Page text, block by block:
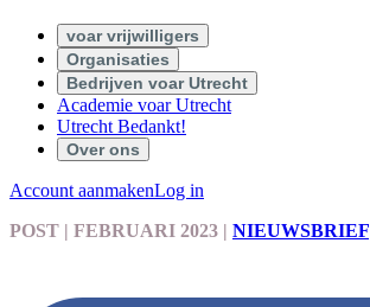
voar vrijwilligers
Organisaties
Bedrijven voar Utrecht
Academie voar Utrecht
Utrecht Bedankt!
Over ons
Account aanmakenLog in
POST | FEBRUARI 2023 | NIEUWSBRIEF